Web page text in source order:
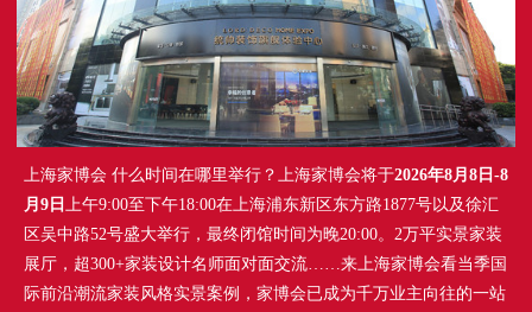
上海家博会 什么时间在哪里举行？上海家博会将于2026年8月8日-8
月9日
上午9:00至下午18:00在上海浦东新区东方路1877号以及徐汇
区吴中路52号盛大举行，最终闭馆时间为晚20:00。2万平实景家装
展厅，超300+家装设计名师面对面交流……来上海家博会看当季国
际前沿潮流家装风格实景案例，家博会已成为千万业主向往的一站